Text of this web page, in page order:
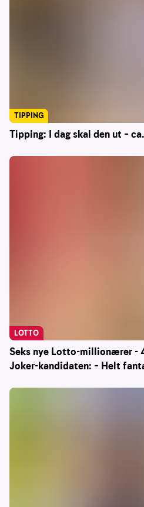
Tipping: I dag skal den ut –
TIPPING
Seks nye Lotto-millionærer -
Joker-kandidaten: – Helt
LOTTO